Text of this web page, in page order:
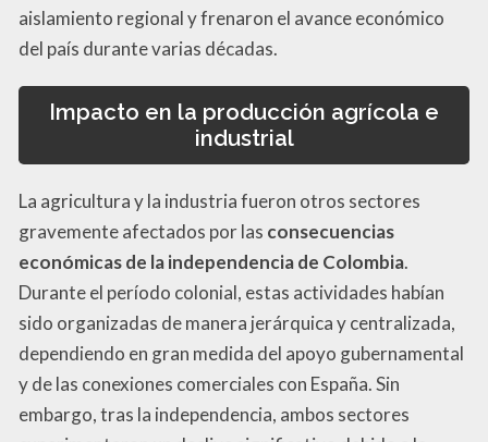
aislamiento regional y frenaron el avance económico
del país durante varias décadas.
Impacto en la producción agrícola e
industrial
La agricultura y la industria fueron otros sectores
gravemente afectados por las consecuencias
económicas de la independencia de Colombia.
Durante el período colonial, estas actividades habían
sido organizadas de manera jerárquica y centralizada,
dependiendo en gran medida del apoyo gubernamental
y de las conexiones comerciales con España. Sin
embargo, tras la independencia, ambos sectores